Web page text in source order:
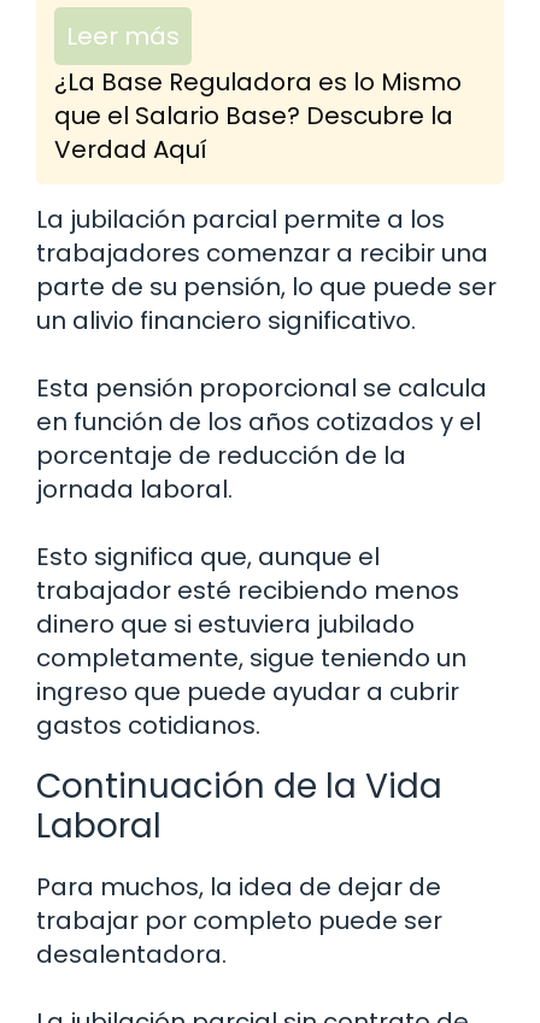
Leer más
¿La Base Reguladora es lo Mismo
que el Salario Base? Descubre la
Verdad Aquí
La jubilación parcial permite a los
trabajadores comenzar a recibir una
parte de su pensión, lo que puede ser
un alivio financiero significativo.
Esta pensión proporcional se calcula
en función de los años cotizados y el
porcentaje de reducción de la
jornada laboral.
Esto significa que, aunque el
trabajador esté recibiendo menos
dinero que si estuviera jubilado
completamente, sigue teniendo un
ingreso que puede ayudar a cubrir
gastos cotidianos.
Continuación de la Vida
Laboral
Para muchos, la idea de dejar de
trabajar por completo puede ser
desalentadora.